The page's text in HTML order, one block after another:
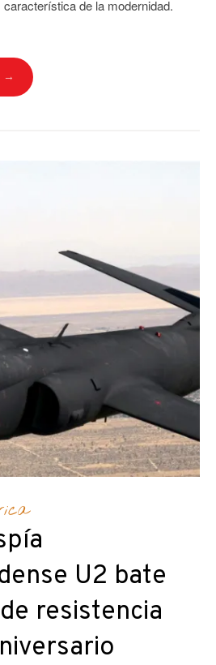
de la modernidad.
→
U2 bate
resistencia